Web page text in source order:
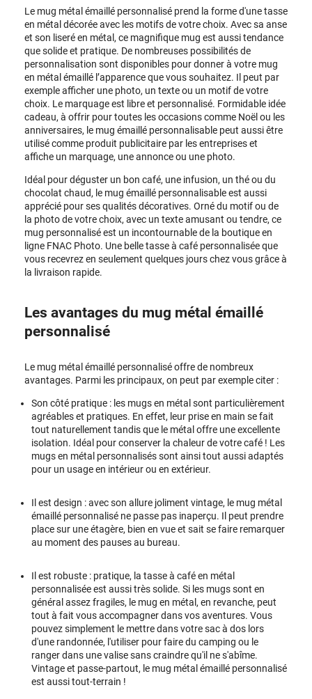
Le mug métal émaillé personnalisé prend la forme d'une tasse
en métal décorée avec les motifs de votre choix. Avec sa anse
et son liseré en métal, ce magnifique mug est aussi tendance
que solide et pratique. De nombreuses possibilités de
personnalisation sont disponibles pour donner à votre mug
en métal émaillé l’apparence que vous souhaitez. Il peut par
exemple afficher une photo, un texte ou un motif de votre
choix. Le marquage est libre et personnalisé. Formidable idée
cadeau, à offrir pour toutes les occasions comme Noël ou les
anniversaires, le mug émaillé personnalisable peut aussi être
utilisé comme produit publicitaire par les entreprises et
affiche un marquage, une annonce ou une photo.
Idéal pour déguster un bon café, une infusion, un thé ou du
chocolat chaud, le mug émaillé personnalisable est aussi
apprécié pour ses qualités décoratives. Orné du motif ou de
la photo de votre choix, avec un texte amusant ou tendre, ce
mug personnaliséest un incontournable de la boutique en
ligne FNAC Photo. Une belle tasse à café personnalisée que
vous recevrez en seulement quelques jours chez vous grâce à
la livraison rapide.
Les avantages du mug métal émaillé
personnalisé
Le mug métal émaillé personnalisé offre de nombreux
avantages. Parmi les principaux, on peut par exemple citer :
Son côté pratique : les mugs en métal sont particulièrement
agréables et pratiques. En effet, leur prise en main se fait
tout naturellement tandis que le métal offre une excellente
isolation. Idéal pour conserver la chaleur de votre café ! Les
mugs en métal personnalisés sont ainsi tout aussi adaptés
pour un usage en intérieur ou en extérieur.
Il est design : avec son allure joliment vintage, le mug métal
émaillé personnalisé ne passe pas inaperçu. Il peut prendre
place sur une étagère, bien en vue et sait se faire remarquer
au moment des pauses au bureau.
Il est robuste : pratique, la tasse à café en métal
personnalisée est aussi très solide. Si les mugs sont en
général assez fragiles, le mug en métal, en revanche, peut
tout à fait vous accompagner dans vos aventures. Vous
pouvez simplement le mettre dans votre sac à dos lors
d'une randonnée, l'utiliser pour faire du camping ou le
ranger dans une valise sans craindre qu'il ne s'abîme.
Vintage et passe-partout, le mug métal émaillé personnalisé
est aussi tout-terrain !